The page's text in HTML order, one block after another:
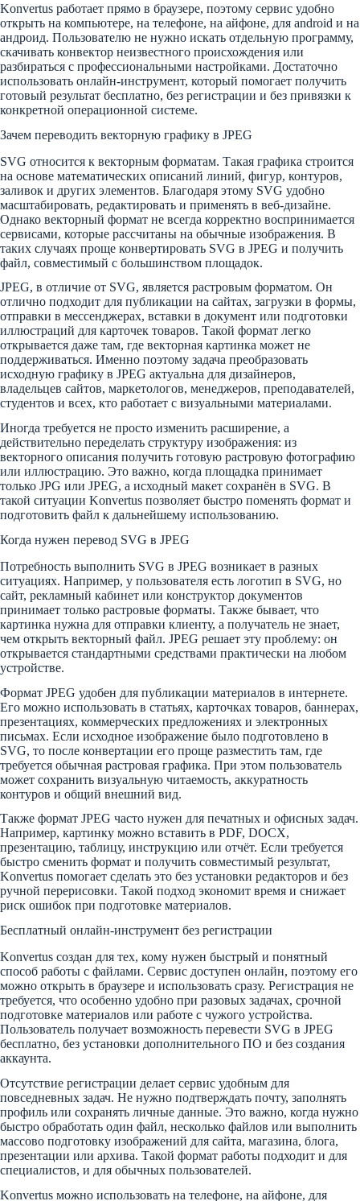
Konvertus работает прямо в браузере, поэтому сервис удобно
открыть на компьютере, на телефоне, на айфоне, для android и на
андроид. Пользователю не нужно искать отдельную программу,
скачивать конвектор неизвестного происхождения или
разбираться с профессиональными настройками. Достаточно
использовать онлайн-инструмент, который помогает получить
готовый результат бесплатно, без регистрации и без привязки к
конкретной операционной системе.
Зачем переводить векторную графику в JPEG
SVG относится к векторным форматам. Такая графика строится
на основе математических описаний линий, фигур, контуров,
заливок и других элементов. Благодаря этому SVG удобно
масштабировать, редактировать и применять в веб-дизайне.
Однако векторный формат не всегда корректно воспринимается
сервисами, которые рассчитаны на обычные изображения. В
таких случаях проще конвертировать SVG в JPEG и получить
файл, совместимый с большинством площадок.
JPEG, в отличие от SVG, является растровым форматом. Он
отлично подходит для публикации на сайтах, загрузки в формы,
отправки в мессенджерах, вставки в документ или подготовки
иллюстраций для карточек товаров. Такой формат легко
открывается даже там, где векторная картинка может не
поддерживаться. Именно поэтому задача преобразовать
исходную графику в JPEG актуальна для дизайнеров,
владельцев сайтов, маркетологов, менеджеров, преподавателей,
студентов и всех, кто работает с визуальными материалами.
Иногда требуется не просто изменить расширение, а
действительно переделать структуру изображения: из
векторного описания получить готовую растровую фотографию
или иллюстрацию. Это важно, когда площадка принимает
только JPG или JPEG, а исходный макет сохранён в SVG. В
такой ситуации Konvertus позволяет быстро поменять формат и
подготовить файл к дальнейшему использованию.
Когда нужен перевод SVG в JPEG
Потребность выполнить SVG в JPEG возникает в разных
ситуациях. Например, у пользователя есть логотип в SVG, но
сайт, рекламный кабинет или конструктор документов
принимает только растровые форматы. Также бывает, что
картинка нужна для отправки клиенту, а получатель не знает,
чем открыть векторный файл. JPEG решает эту проблему: он
открывается стандартными средствами практически на любом
устройстве.
Формат JPEG удобен для публикации материалов в интернете.
Его можно использовать в статьях, карточках товаров, баннерах,
презентациях, коммерческих предложениях и электронных
письмах. Если исходное изображение было подготовлено в
SVG, то после конвертации его проще разместить там, где
требуется обычная растровая графика. При этом пользователь
может сохранить визуальную читаемость, аккуратность
контуров и общий внешний вид.
Также формат JPEG часто нужен для печатных и офисных задач.
Например, картинку можно вставить в PDF, DOCX,
презентацию, таблицу, инструкцию или отчёт. Если требуется
быстро сменить формат и получить совместимый результат,
Konvertus помогает сделать это без установки редакторов и без
ручной перерисовки. Такой подход экономит время и снижает
риск ошибок при подготовке материалов.
Бесплатный онлайн-инструмент без регистрации
Konvertus создан для тех, кому нужен быстрый и понятный
способ работы с файлами. Сервис доступен онлайн, поэтому его
можно открыть в браузере и использовать сразу. Регистрация не
требуется, что особенно удобно при разовых задачах, срочной
подготовке материалов или работе с чужого устройства.
Пользователь получает возможность перевести SVG в JPEG
бесплатно, без установки дополнительного ПО и без создания
аккаунта.
Отсутствие регистрации делает сервис удобным для
повседневных задач. Не нужно подтверждать почту, заполнять
профиль или сохранять личные данные. Это важно, когда нужно
быстро обработать один файл, несколько файлов или выполнить
массово подготовку изображений для сайта, магазина, блога,
презентации или архива. Такой формат работы подходит и для
специалистов, и для обычных пользователей.
Konvertus можно использовать на телефоне, на айфоне, для